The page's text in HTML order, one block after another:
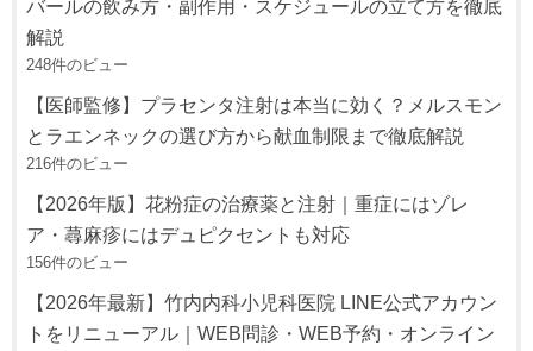
バールの飲み方・副作用・スケジュールの立て方を徹底
解説
248件のビュー
【医師監修】プラセンタ注射は本当に効く？メルスモン
とラエンネックの選び方から献血制限まで徹底解説
216件のビュー
【2026年版】花粉症の治療薬と注射｜重症にはゾレ
ア・蕁麻疹にはデュピクセントも対応
156件のビュー
【2026年最新】竹内内科小児科医院 LINE公式アカウン
トをリニューアル｜WEB問診・WEB予約・オンライン